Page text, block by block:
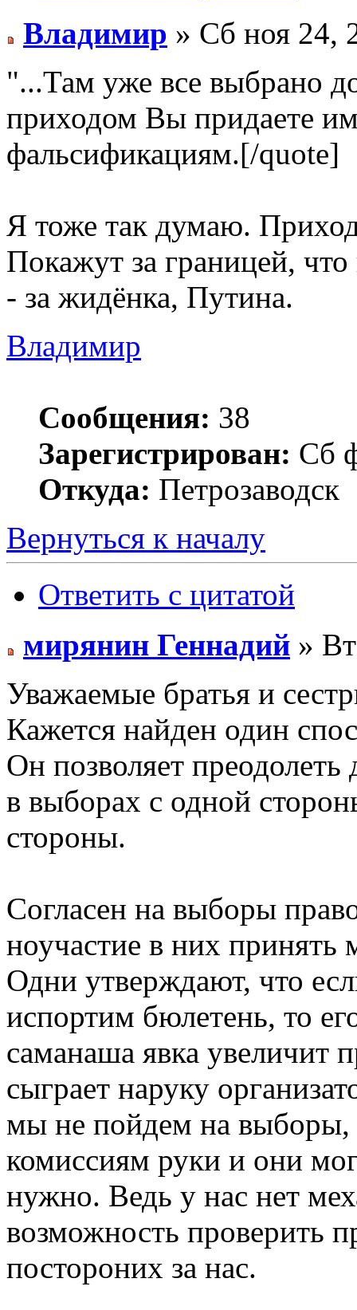
Владимир » Сб ноя 24,
"...Там уже все выбрано
приходом Вы придаете
фальсификациям.[/quote]
Я тоже так думаю.
Покажут за границей,
- за жидёнка, Путина.
Владимир
Сообщения: 38
Зарегистрирован: Сб
Откуда: Петрозаводск
Вернуться к началу
Ответить с цитатой
мирянин Геннадий »
Уважаемые братья и
Кажется найден один
Он позволяет преодолеть
в выборах с одной
стороны.
Согласен на выборы
ноучастие в них
Одни утверждают, что
испортим бюлетень, то
саманаша явка увеличит
сыграет наруку
мы не пойдем на выборы,
комиссиям руки и они
нужно. Ведь у нас нет
возможность проверить
постороних за нас.